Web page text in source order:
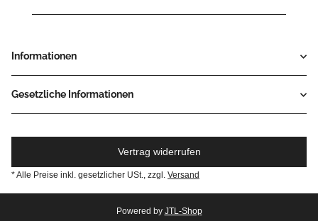
Informationen
Gesetzliche Informationen
Vertrag widerrufen
* Alle Preise inkl. gesetzlicher USt., zzgl. Versand
Powered by JTL-Shop